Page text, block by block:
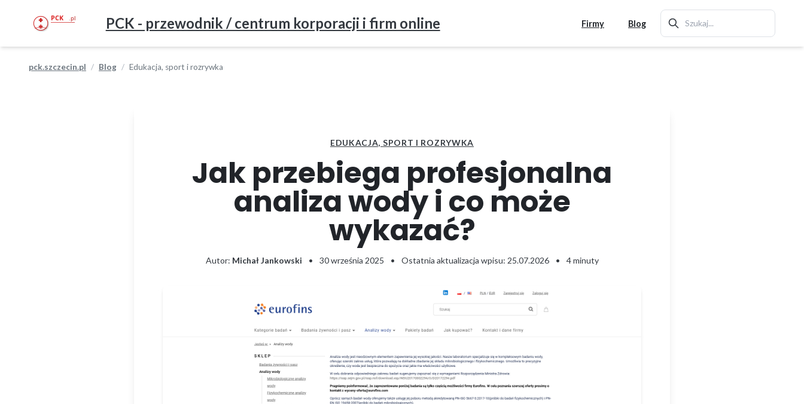
PCK - przewodnik / centrum korporacji i firm online Firmy Blog
pck.szczecin.pl Blog Edukacja, sport i rozrywka
EDUKACJA, SPORT I ROZRYWKA
Jak przebiega profesjonalna
analiza wody i co może
wykazać?
Autor: Michał Jankowski • 30 września 2025 • Ostatnia aktualizacja wpisu: 25.07.2026 • 4 minuty